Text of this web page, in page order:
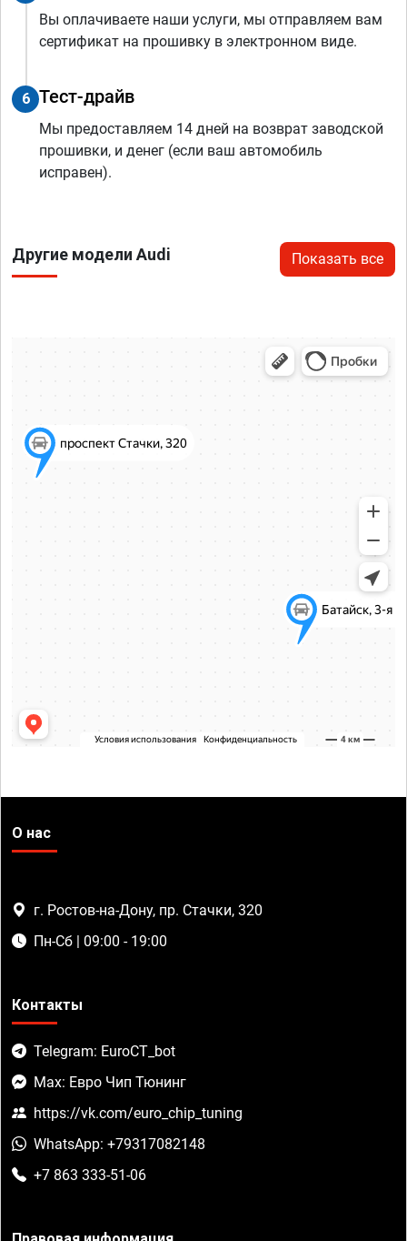
Вы оплачиваете наши услуги, мы отправляем вам
сертификат на прошивку в электронном виде.
6 Тест-драйв
Мы предоставляем 14 дней на возврат заводской
прошивки, и денег (если ваш автомобиль
исправен).
Другие модели Audi Показать все
О нас
г. Ростов-на-Дону, пр. Стачки, 320
Пн-Сб | 09:00 - 19:00
Контакты
Telegram: EuroCT_bot
Max: Евро Чип Тюнинг
https://vk.com/euro_chip_tuning
WhatsApp: +79317082148
+7 863 333-51-06